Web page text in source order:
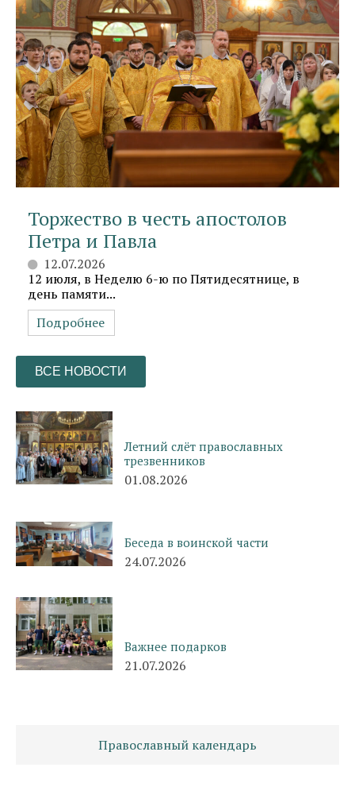
Торжество в честь апостолов
Петра и Павла
12.07.2026
12 июля, в Неделю 6-ю по Пятидесятнице, в
день памяти...
Подробнее
ВСЕ НОВОСТИ
Летний слёт православных
трезвенников
01.08.2026
Беседа в воинской части
24.07.2026
Важнее подарков
21.07.2026
Православный календарь